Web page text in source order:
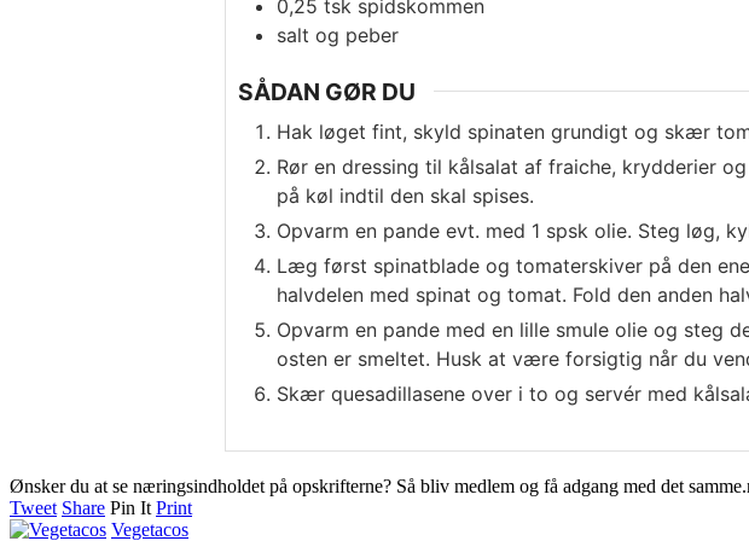
0,25 tsk spidskommen
salt og peber
SÅDAN GØR DU
Hak løget fint, skyld spinaten grundigt og skær
Rør en dressing til kålsalat af fraiche, krydderier
på køl indtil den skal spises.
Opvarm en pande evt. med 1 spsk olie. Steg løg,
Læg først spinatblade og tomaterskiver på den
halvdelen med spinat og tomat. Fold den anden
Opvarm en pande med en lille smule olie og steg
osten er smeltet. Husk at være forsigtig når du
Skær quesadillasene over i to og servér med
Ønsker du at se næringsindholdet på opskrifterne? Så bliv medlem og få adgang med det
Tweet Share Pin It Print
Vegetacos